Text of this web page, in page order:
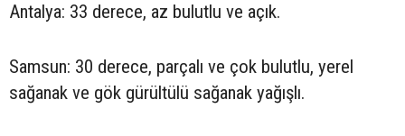
Antalya: 33 derece, az bulutlu ve açık.
Samsun: 30 derece, parçalı ve çok bulutlu, yerel
sağanak ve gök gürültülü sağanak yağışlı.